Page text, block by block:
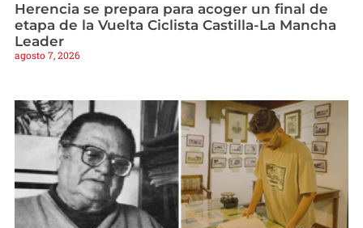
Herencia se prepara para acoger un final de
etapa de la Vuelta Ciclista Castilla-La Mancha
Leader
agosto 7, 2026